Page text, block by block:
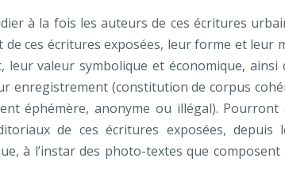
à la fois les auteurs de ces écritures
de ces écritures exposées, leur forme et
leur valeur symbolique et économique,
enregistrement (constitution de corpus
éphémère, anonyme ou illégal).
de ces écritures exposées, depuis
à l’instar des photo-textes que